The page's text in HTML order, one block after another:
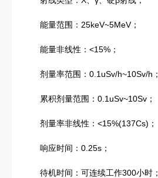
能量范围：25keV~5MeV；
能量非线性：<15%；
剂量率范围：0.1uSv/h~10Sv/h；
累积剂量范围：0.1uSv~10Sv；
剂量率非线性：<15%(137Cs)；
响应时间：0.25s；
待机时间：可连续工作300小时；